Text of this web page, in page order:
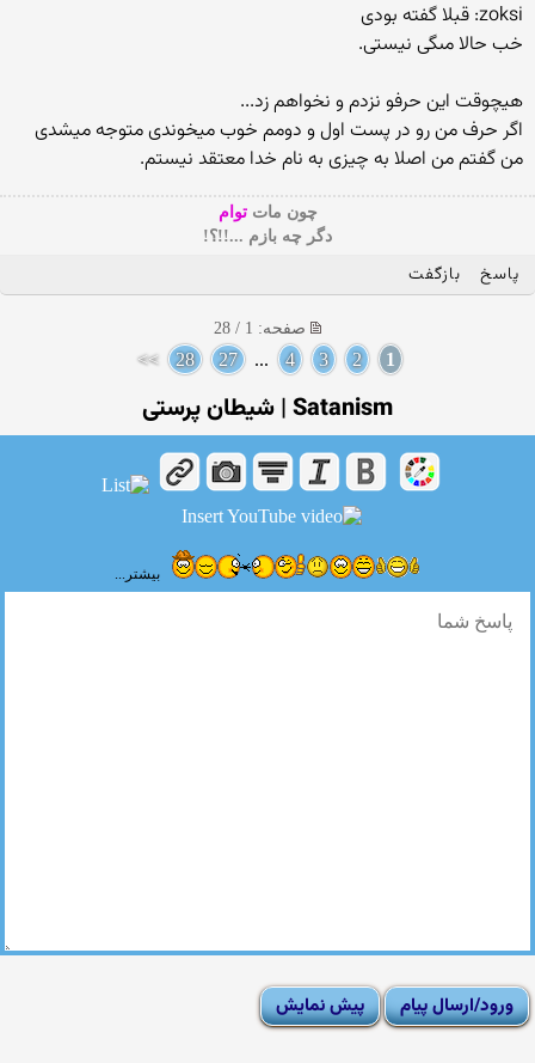
zoksi: قبلا گفته بودى
خب حالا مىگى نیستى.
هیچوقت این حرفو نزدم و نخواهم زد...
اگر حرف من رو در پست اول و دومم خوب میخوندی متوجه میشدی
من گفتم من اصلا به چیزی به نام خدا معتقد نیستم.
چون ماتتوام
دگر چه بازم ...!!؟!
پاسخ بازگفت
صفحه: 1 / 28
1
2
3
4
...
27
28
>>
Satanism | شیطان پرستی
بیشتر...